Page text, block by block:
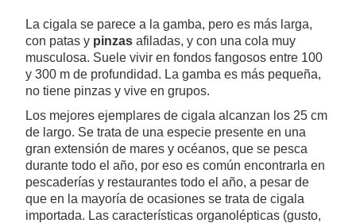
La cigala se parece a la gamba, pero es más larga,
con patas y pinzas afiladas, y con una cola muy
musculosa. Suele vivir en fondos fangosos entre 100
y 300 m de profundidad. La gamba es más pequeña,
no tiene pinzas y vive en grupos.
Los mejores ejemplares de cigala alcanzan los 25 cm
de largo. Se trata de una especie presente en una
gran extensión de mares y océanos, que se pesca
durante todo el año, por eso es común encontrarla en
pescaderías y restaurantes todo el año, a pesar de
que en la mayoría de ocasiones se trata de cigala
importada. Las características organolépticas (gusto,